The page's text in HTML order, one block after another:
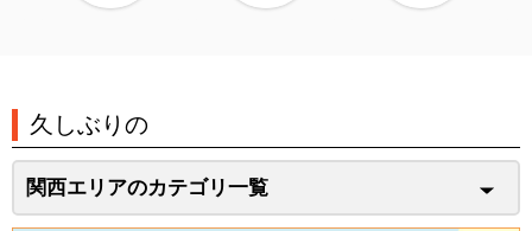
久しぶりの
関西エリアのカテゴリ一覧